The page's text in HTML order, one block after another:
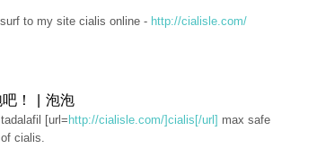
to my site cialis online - http://cialisle.com/
吧！ | 泡泡
[url= http://cialisle.com/]cialis[/url] max safe
cialis.